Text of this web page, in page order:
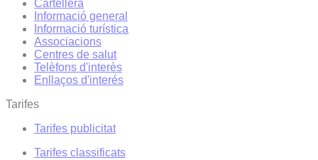
Cartellera
Informació general
Informació turística
Associacions
Centres de salut
Telèfons d'interès
Enllaços d'interés
Tarifes
Tarifes publicitat
Tarifes classificats